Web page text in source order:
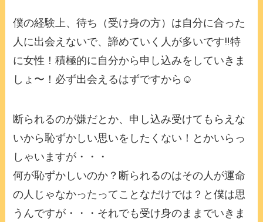
僕の経験上、待ち（受け身の方）は自分に合った
人に出会えないで、諦めていく人が多いです‼️特
に女性！積極的に自分から申し込みをしていきま
しょ〜！必ず出会えるはずですから☺️
断られるのが嫌だとか、申し込み受けてもらえな
いから恥ずかしい思いをしたくない！とかいらっ
しゃいますが・・・
何が恥ずかしいのか？断られるのはその人が運命
の人じゃなかったってことなだけでは？と僕は思
うんですが・・・それでも受け身のままでいきま